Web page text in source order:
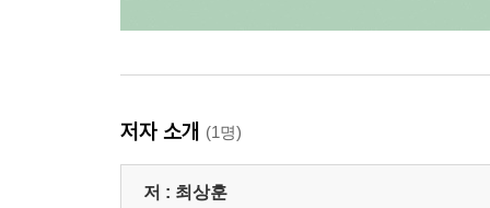
저자 소개 (1명)
저 : 최상훈